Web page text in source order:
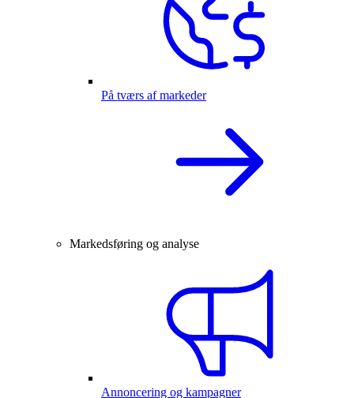
På tværs af markeder
Markedsføring og analyse
Annoncering og kampagner